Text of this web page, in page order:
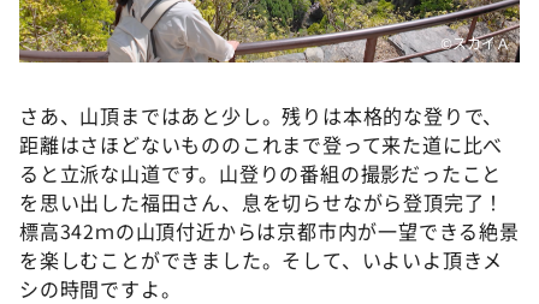
©スカイＡ
さあ、山頂まではあと少し。残りは本格的な登りで、
距離はさほどないもののこれまで登って来た道に比べ
ると立派な山道です。山登りの番組の撮影だったこと
を思い出した福田さん、息を切らせながら登頂完了！
標高342ｍの山頂付近からは京都市内が一望できる絶景
を楽しむことができました。そして、いよいよ頂きメ
シの時間ですよ。